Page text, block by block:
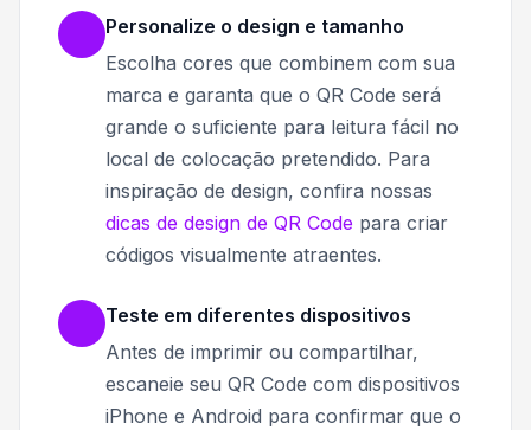
Personalize o design e tamanho
Escolha cores que combinem com sua
marca e garanta que o QR Code será
grande o suficiente para leitura fácil no
local de colocação pretendido. Para
inspiração de design, confira nossas
dicas de design de QR Code para criar
códigos visualmente atraentes.
Teste em diferentes dispositivos
Antes de imprimir ou compartilhar,
escaneie seu QR Code com dispositivos
iPhone e Android para confirmar que o